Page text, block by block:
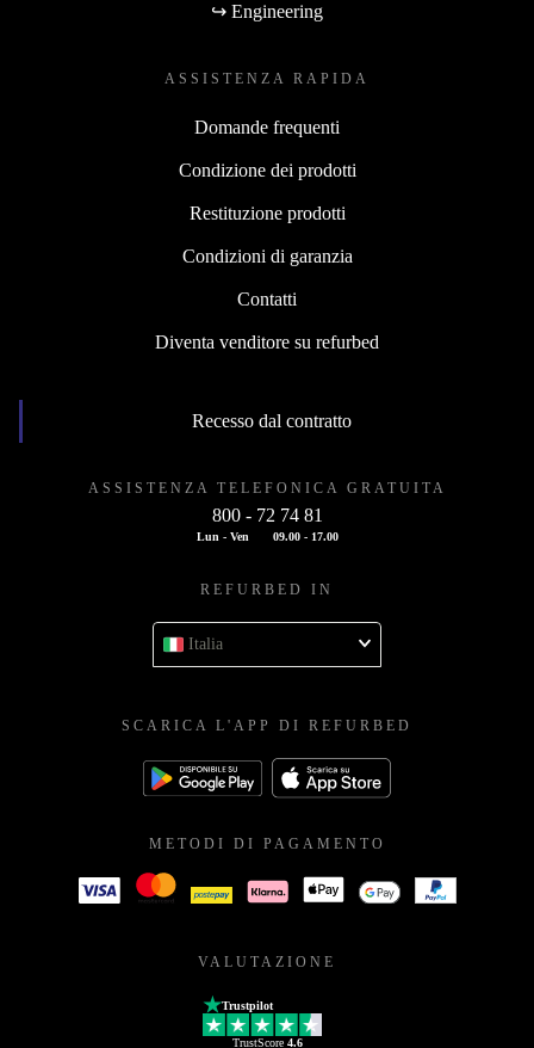
↪ Engineering
ASSISTENZA RAPIDA
Domande frequenti
Condizione dei prodotti
Restituzione prodotti
Condizioni di garanzia
Contatti
Diventa venditore su refurbed
Recesso dal contratto
ASSISTENZA TELEFONICA GRATUITA
800 - 72 74 81
Lun - Ven 09.00 - 17.00
REFURBED IN
Italia
SCARICA L'APP DI REFURBED
METODI DI PAGAMENTO
VALUTAZIONE
Trustpilot
TrustScore 4.6